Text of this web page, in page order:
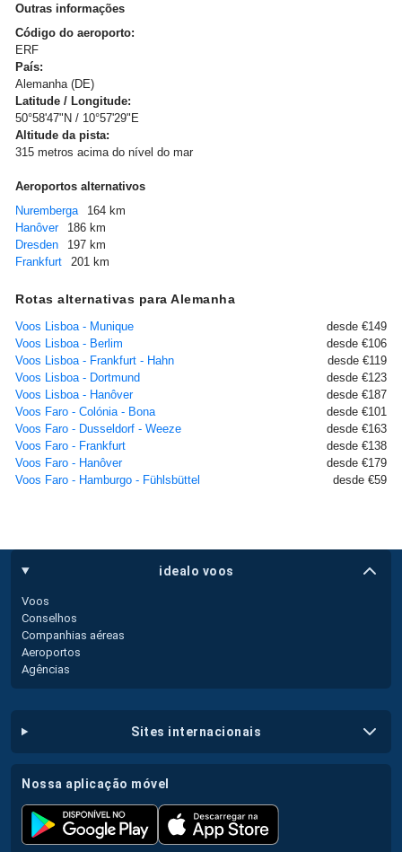
Outras informações
Código do aeroporto:
ERF
País:
Alemanha (DE)
Latitude / Longitude:
50°58'47"N / 10°57'29"E
Altitude da pista:
315 metros acima do nível do mar
Aeroportos alternativos
Nuremberga
164 km
Hanôver
186 km
Dresden
197 km
Frankfurt
201 km
Rotas alternativas para Alemanha
Voos Lisboa - Munique
desde €149
Voos Lisboa - Berlim
desde €106
Voos Lisboa - Frankfurt - Hahn
desde €119
Voos Lisboa - Dortmund
desde €123
Voos Lisboa - Hanôver
desde €187
Voos Faro - Colónia - Bona
desde €101
Voos Faro - Dusseldorf - Weeze
desde €163
Voos Faro - Frankfurt
desde €138
Voos Faro - Hanôver
desde €179
Voos Faro - Hamburgo - Fühlsbüttel
desde €59
idealo voos
Voos
Conselhos
Companhias aéreas
Aeroportos
Agências
sites internacionais
nossa aplicação móvel